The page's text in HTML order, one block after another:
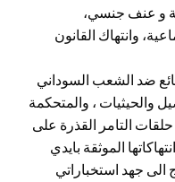
و عنف جنسي،
وانتهاك القانون
ضد الشعب السوداني
والحيثيات ، والمتحكمة
التامر القذرة على
الموثقة بايدي
الى جهد استخباراتي